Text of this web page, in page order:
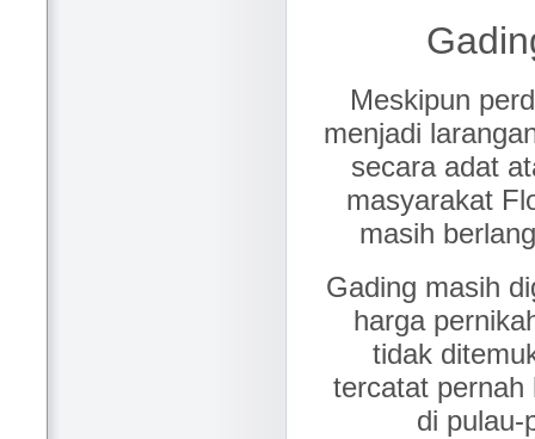
Meskipun
menjadi
secara adat
masyarakat
masih
Gading masih
harga
tidak
tercatat pernah
di pulau-